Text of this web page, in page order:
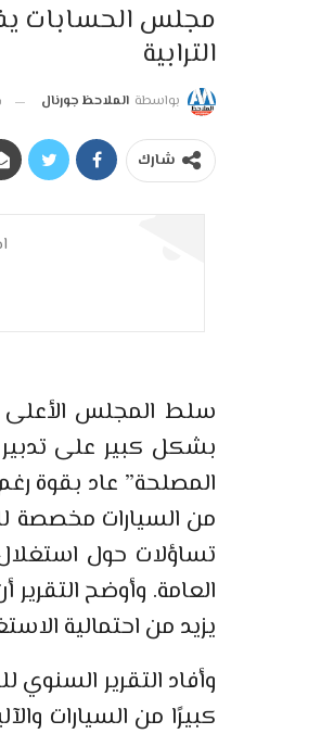
مجلس الحسابات
الترابية
بواسطة الملاحظ جورنال
شارك
سلط المجلس الأعلى
بشكل كبير على تدبير
من السيارات مخصصة
تساؤلات حول استغلال
يزيد من احتمالية